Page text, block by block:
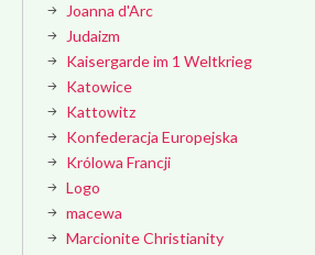
Joanna d'Arc
Judaizm
Kaisergarde im 1 Weltkrieg
Katowice
Kattowitz
Konfederacja Europejska
Królowa Francji
Logo
macewa
Marcionite Christianity